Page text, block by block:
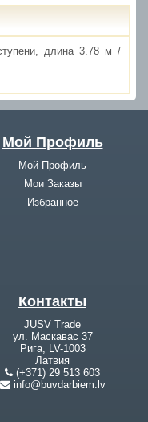
длина 3.78 м /
Мой Профиль
Мой Профиль
Мои Заказы
Избранное
Контакты
JUSV Trade
ул. Маскавас 37
Рига, LV-1003
Латвия
(+371) 29 513 603
info@buvdarbiem.lv